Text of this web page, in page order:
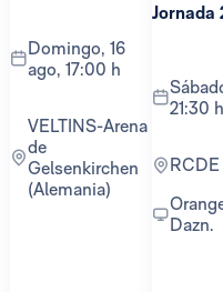
domingo, 16
ago, 17:00 h
VELTINS-Arena
de
Gelsenkirchen
(Alemania)
Jornada
sábado, 22 ago,
21:30 h
Orange TV y
Dazn.